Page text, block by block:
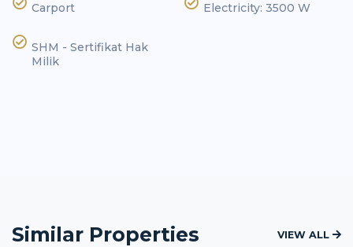
Carport Electricity: 3500 W
SHM - Sertifikat Hak
Milik
Similar Properties VIEW ALL